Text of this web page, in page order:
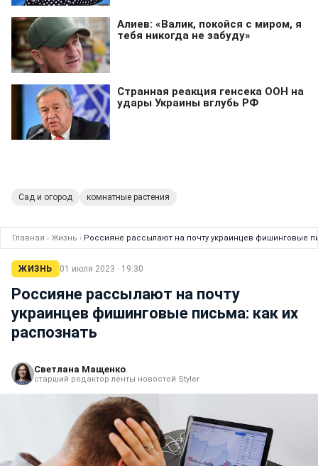
Сад и огород комнатные растения
Главная › Жизнь › Россияне рассылают на почту украинцев фишинговые
ЖИЗНЬ 01 июля 2023 · 19:30
Россияне рассылают на почту
украинцев фишинговые письма: как их
распознать
Светлана Мащенко
старший редактор ленты новостей Styler